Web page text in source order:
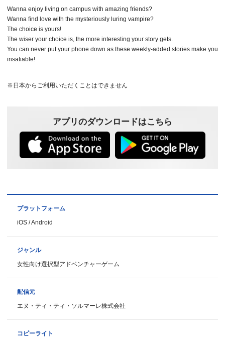
Wanna enjoy living on campus with amazing friends?
Wanna find love with the mysteriously luring vampire?
The choice is yours!
The wiser your choice is, the more interesting your story gets.
You can never put your phone down as these weekly-added stories make you
insatiable!
※日本からご利用いただくことはできません
アプリのダウンロードはこちら
プラットフォーム
iOS / Android
ジャンル
女性向け選択型アドベンチャーゲーム
配信元
エヌ・ティ・ティ・ソルマーレ株式会社
コピーライト